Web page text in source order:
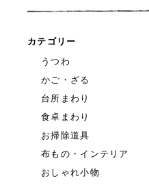
カテゴリー
うつわ
かご・ざる
台所まわり
食卓まわり
お掃除道具
布もの・インテリア
おしゃれ小物